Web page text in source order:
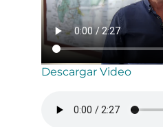
Descargar Video